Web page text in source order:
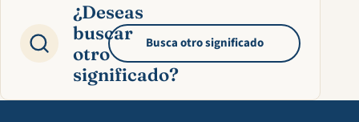
¿Deseas
buscar
otro
significado?
Busca otro significado